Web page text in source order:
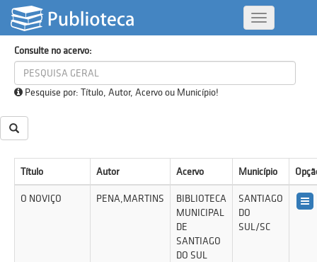
Alternar
Navegação
Consultar acervo
Consulte no acervo:
Pesquise por: Título, Autor, Acervo ou Município!
Título Autor Acervo Município
O NOVIÇO PENA,MARTINS
BIBLIOTECA
MUNICIPAL
DE
SANTIAGO
DO SUL
SANTIAGO
DO
SUL/SC